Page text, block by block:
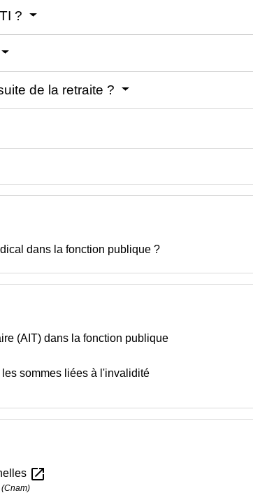
?
de la retraite ?
dans la fonction publique ?
(AIT) dans la fonction publique
les sommes liées à l'invalidité
open_in_new